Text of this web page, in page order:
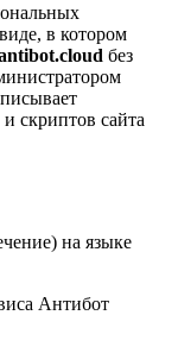
в котором
без
скриптов сайта
на языке
Антибот